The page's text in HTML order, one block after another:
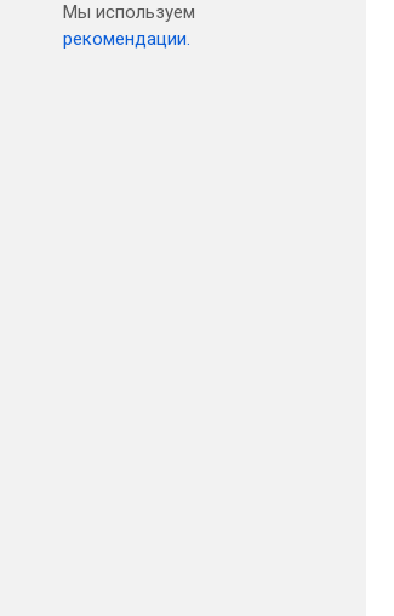
Мы используем
рекомендации.